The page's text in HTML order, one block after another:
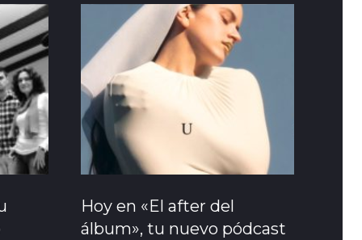
Hoy en «El after del
álbum», tu nuevo pódcast